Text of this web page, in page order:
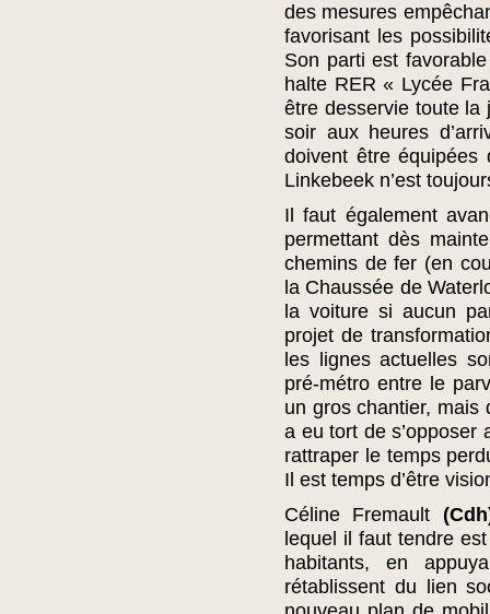
des mesures
favorisant les
Son parti est
halte RER « Lycée
être desservie toute la
soir aux heures
doivent être
Linkebeek n’est
Il faut également
permettant dès
chemins de fer (en
la Chaussée de
la voiture si aucun
projet de
les lignes actuelles
pré-métro entre le
un gros chantier, mais
a eu tort de s’opposer
rattraper le temps
Il est temps d’être
Céline Fremault
lequel il faut tendre
habitants, en
rétablissent du lien